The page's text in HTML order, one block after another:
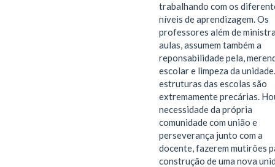
trabalhando com os
níveis de aprendizagem. Os
professores além de
aulas, assumem também a
reponsabilidade pela,
escolar e limpeza da
estruturas das escolas são
extremamente precárias.
necessidade da própria
comunidade com união e
perseverança junto com a
docente, fazerem mutirões
construção de uma nova